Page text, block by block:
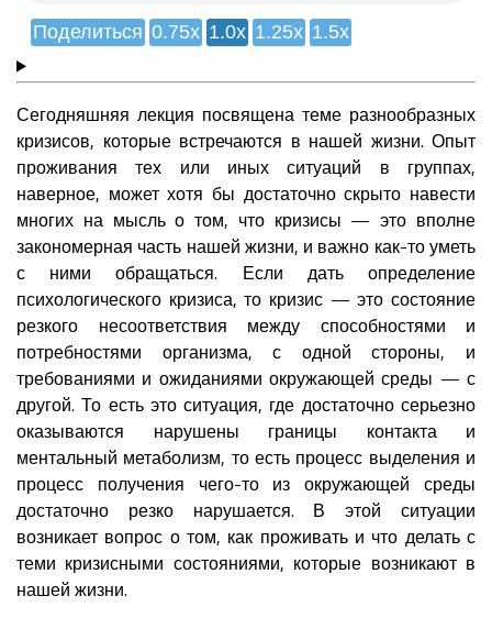
Поделиться 0.75x 1.0x 1.25x 1.5x
Сегодняшняя лекция посвящена теме разнообразных
кризисов, которые встречаются в нашей жизни. Опыт
проживания тех или иных ситуаций в группах,
наверное, может хотя бы достаточно скрыто навести
многих на мысль о том, что кризисы — это вполне
закономерная часть нашей жизни, и важно как-то уметь
с ними обращаться. Если дать определение
психологического кризиса, то кризис — это состояние
резкого несоответствия между способностями и
потребностями организма, с одной стороны, и
требованиями и ожиданиями окружающей среды — с
другой. То есть это ситуация, где достаточно серьезно
оказываются нарушены границы контакта и
ментальный метаболизм, то есть процесс выделения и
процесс получения чего-то из окружающей среды
достаточно резко нарушается. В этой ситуации
возникает вопрос о том, как проживать и что делать с
теми кризисными состояниями, которые возникают в
нашей жизни.